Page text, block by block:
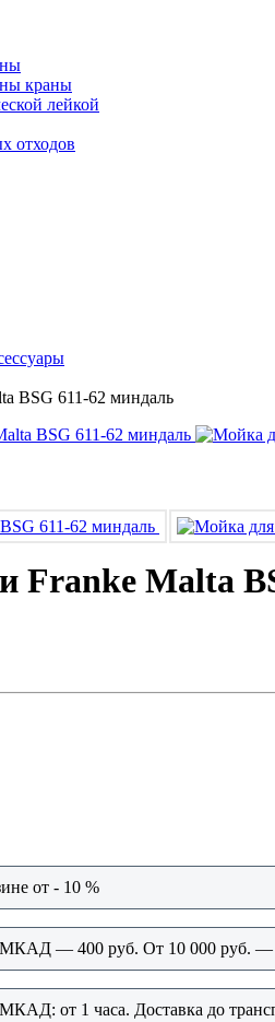
краны
лейкой
отходов
BSG 611-62 миндаль
Franke Malta
от - 10 %
МКАД — 400 руб. От 10 000 руб. —
от 1 часа. Доставка до